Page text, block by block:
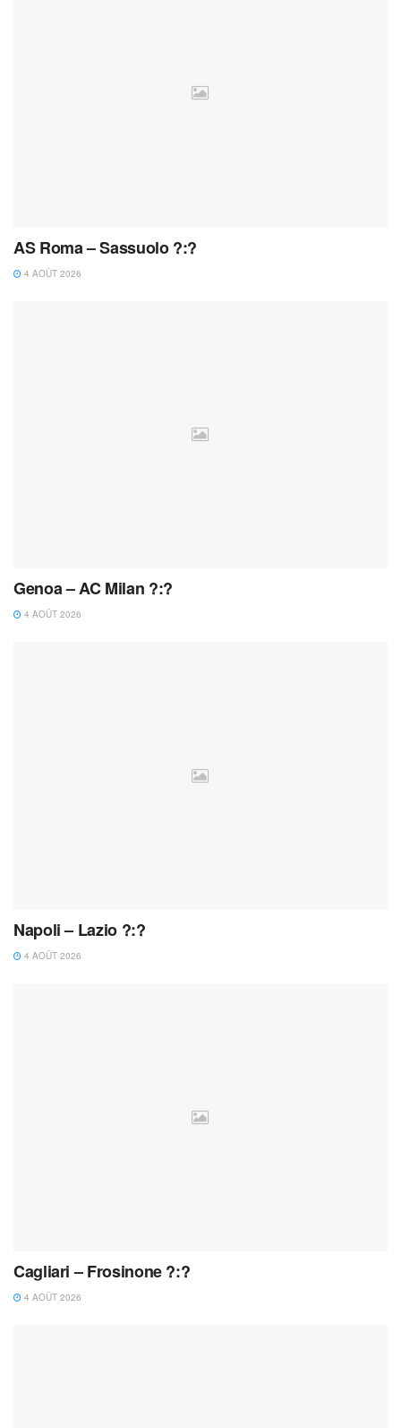
AS Roma – Sassuolo ?:?
4 AOÛT 2026
Genoa – AC Milan ?:?
4 AOÛT 2026
Napoli – Lazio ?:?
4 AOÛT 2026
Cagliari – Frosinone ?:?
4 AOÛT 2026